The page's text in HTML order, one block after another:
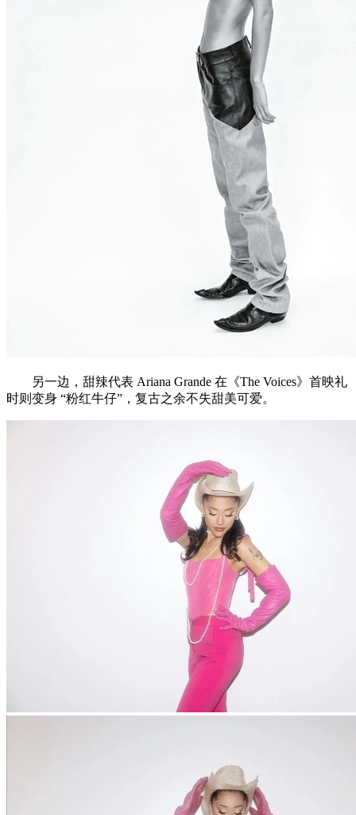
另一边，甜辣代表 Ariana Grande 在《The Voices》首映礼
时则变身 “粉红牛仔”，复古之余不失甜美可爱。